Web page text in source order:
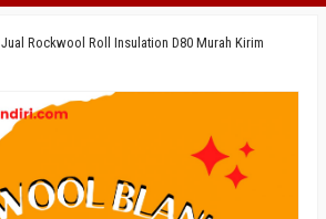
Jual Rockwool Roll Insulation D80 Murah Kirim